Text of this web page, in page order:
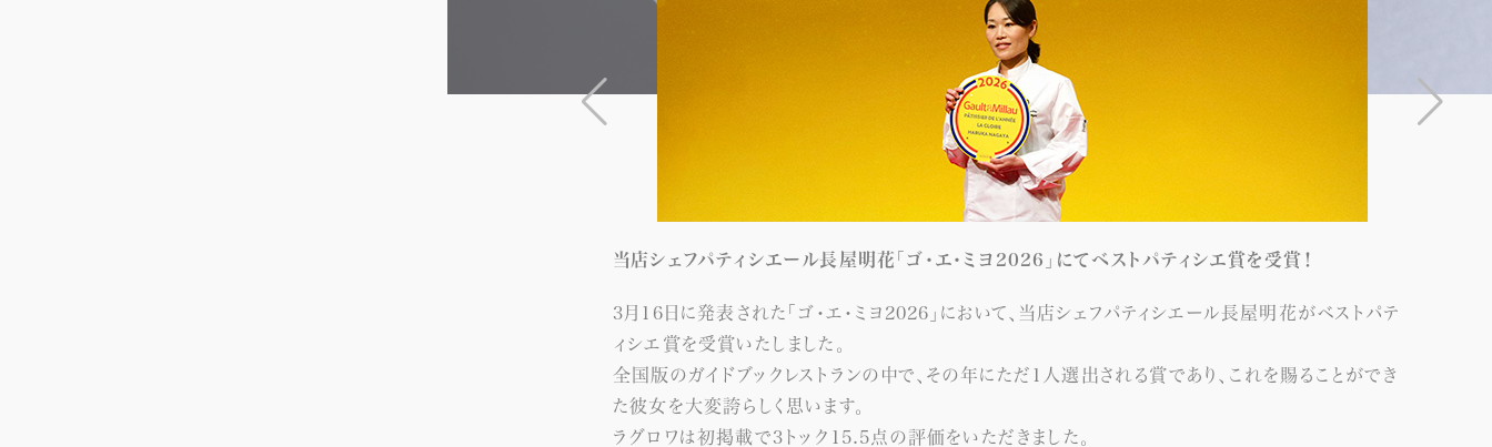
当店シェフパティシエール長屋明花「ゴ・エ・ミヨ2026」にてベストパティシエ賞を受賞！
3月16日に発表された「ゴ・エ・ミヨ2026」において、当店シェフパティシエール長屋明花がベストパテ
ィシエ賞を受賞いたしました。
全国版のガイドブックレストランの中で、その年にただ1人選出される賞であり、これを賜ることができ
た彼女を大変誇らしく思います。
ラグロワは初掲載で3トック15.5点の評価をいただきました。